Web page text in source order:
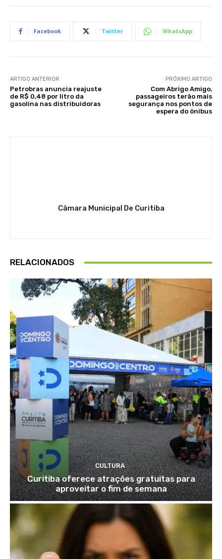
Facebook Twitter WhatsApp
ARTIGO ANTERIOR
Petrobras anuncia reajuste
de R$ 0,48 por litro da
gasolina nas distribuidoras
PRÓXIMO ARTIGO
Com Abrigo Amigo,
passageiros terão mais
segurança nos pontos de
espera do ônibus
Câmara Municipal De Curitiba
RELACIONADOS
CULTURA
Curitiba oferece atrações gratuitas para
aproveitar o fim de semana